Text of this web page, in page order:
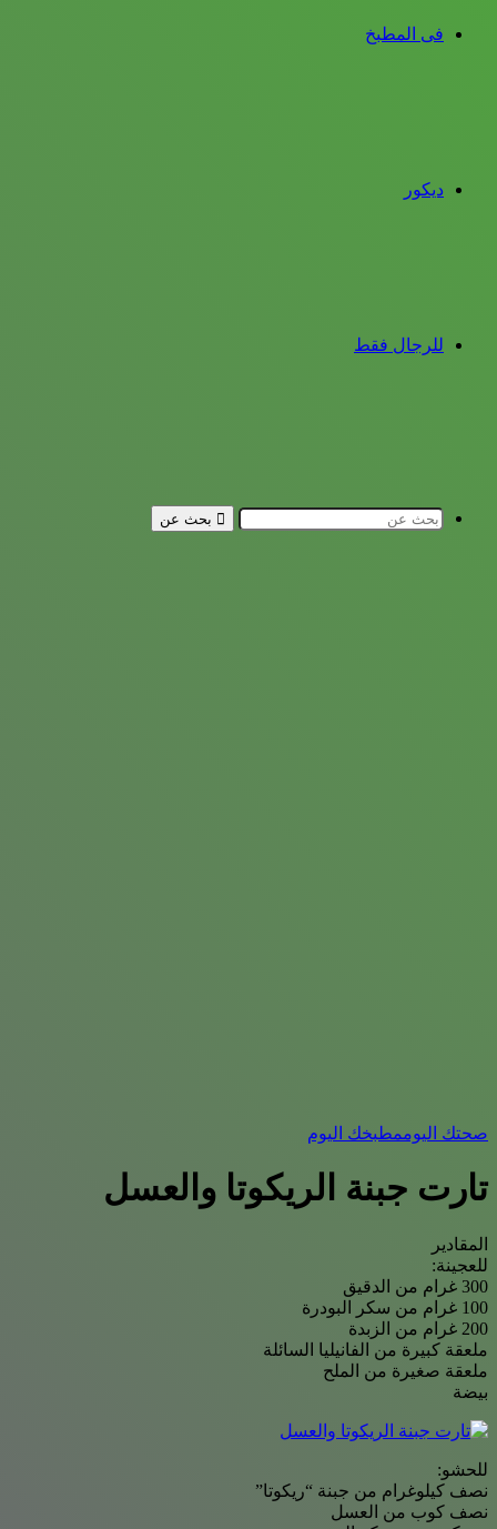
فى المطبخ
ديكور
للرجال فقط
بحث عن
صحتك اليوممطبخك اليوم
تارت جبنة الريكوتا والعسل
المقادير
للعجينة:
300 غرام من الدقيق
100 غرام من سكر البودرة
200 غرام من الزبدة
ملعقة كبيرة من الفانيليا السائلة
ملعقة صغيرة من الملح
بيضة
للحشو:
نصف كيلوغرام من جبنة “ريكوتا”
نصف كوب من العسل